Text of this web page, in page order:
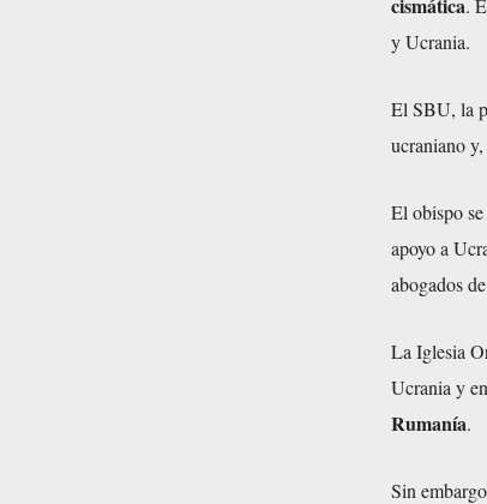
.
y Ucrania.
El SBU, la
ucraniano
El obispo
apoyo a
abogados
La Iglesia
Ucrania y
Rumanía.
Sin